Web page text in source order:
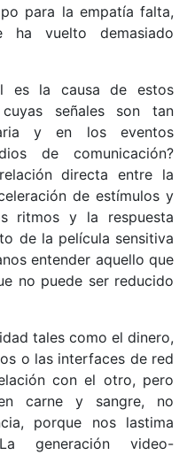
para la empatía falta,
ha vuelto demasiado
es la causa de estos
señales son tan
y en los eventos
de comunicación?
directa entre la
de estímulos y
ritmos y la respuesta
de la película sensitiva
entender aquello que
no puede ser reducido
tales como el dinero,
o las interfaces de red
con el otro, pero
carne y sangre, no
porque nos lastima
generación video-